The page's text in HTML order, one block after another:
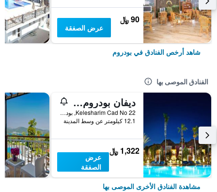
90 ﷼
عرض الصفقة
شاهد أرخص الفنادق في بودروم
الفنادق الموصى بها
ديفان بودروم بالميرا
Kelesharim Cad No 22, بودروم, تركيا
12.1 كيلومتر عن وسط المدينة
1,322 ﷼
عرض
الصفقة
مشاهدة الفنادق الأخرى الموصى بها